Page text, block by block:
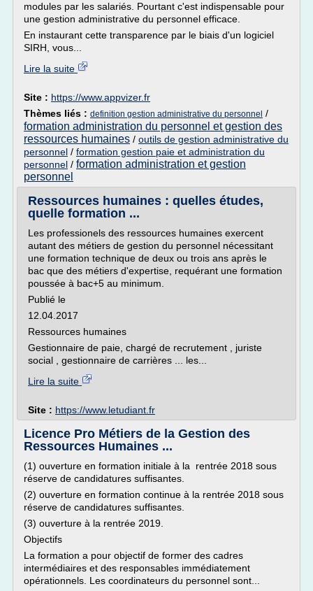
modules par les salariés. Pourtant c'est indispensable pour
une gestion administrative du personnel efficace.
En instaurant cette transparence par le biais d'un logiciel
SIRH, vous...
Lire la suite
Site : https://www.appvizer.fr
Thèmes liés : definition gestion administrative du personnel /
formation administration du personnel et gestion des
ressources humaines / outils de gestion administrative du
personnel / formation gestion paie et administration du
personnel / formation administration et gestion
personnel
Ressources humaines : quelles études,
quelle formation ...
Les professionels des ressources humaines exercent
autant des métiers de gestion du personnel nécessitant
une formation technique de deux ou trois ans après le
bac que des métiers d'expertise, requérant une formation
poussée à bac+5 au minimum.
Publié le
12.04.2017
Ressources humaines
Gestionnaire de paie, chargé de recrutement , juriste
social , gestionnaire de carrières ... les...
Lire la suite
Site : https://www.letudiant.fr
Licence Pro Métiers de la Gestion des
Ressources Humaines ...
(1) ouverture en formation initiale à la rentrée 2018 sous
réserve de candidatures suffisantes.
(2) ouverture en formation continue à la rentrée 2018 sous
réserve de candidatures suffisantes.
(3) ouverture à la rentrée 2019.
Objectifs
La formation a pour objectif de former des cadres
intermédiaires et des responsables immédiatement
opérationnels. Les coordinateurs du personnel sont...